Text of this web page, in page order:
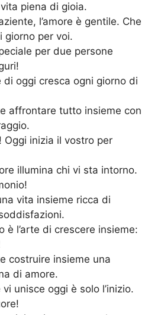
piena di gioia.
l’amore è gentile. Che
giorno per voi.
per due persone
di oggi cresca ogni giorno di
affrontare tutto insieme con
Oggi inizia il vostro per
illumina chi vi sta intorno.
vita insieme ricca di
è l’arte di crescere insieme:
costruire insieme una
di amore.
vi unisce oggi è solo l’inizio.